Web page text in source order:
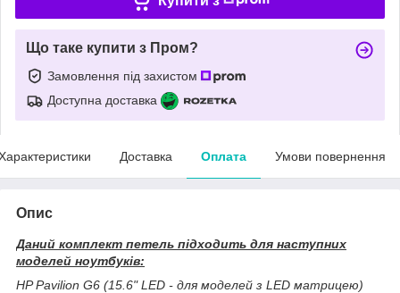
Що таке купити з Пром?
Замовлення під захистом
Доступна доставка
Доставка Оплата Умови повернення
Опис
Даний комплект петель підходить для наступних
моделей ноутбуків:
HP Pavilion G6 (15.6" LED - для моделей з LED матрицею)